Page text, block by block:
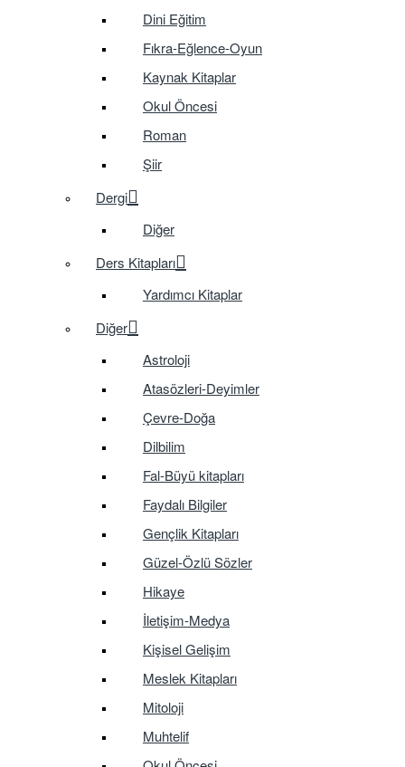
Dini Eğitim
Fıkra-Eğlence-Oyun
Kaynak Kitaplar
Okul Öncesi
Roman
Şiir
Dergi
Diğer
Ders Kitapları
Yardımcı Kitaplar
Diğer
Astroloji
Atasözleri-Deyimler
Çevre-Doğa
Dilbilim
Fal-Büyü kitapları
Faydalı Bilgiler
Gençlik Kitapları
Güzel-Özlü Sözler
Hikaye
İletişim-Medya
Kişisel Gelişim
Meslek Kitapları
Mitoloji
Muhtelif